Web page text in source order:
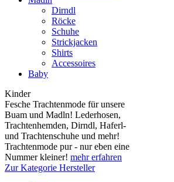
Dirndl
Röcke
Schuhe
Strickjacken
Shirts
Accessoires
Baby
Kinder
Fesche Trachtenmode für unsere
Buam und Madln! Lederhosen,
Trachtenhemden, Dirndl, Haferl-
und Trachtenschuhe und mehr!
Trachtenmode pur - nur eben eine
Nummer kleiner! mehr erfahren
Zur Kategorie Hersteller